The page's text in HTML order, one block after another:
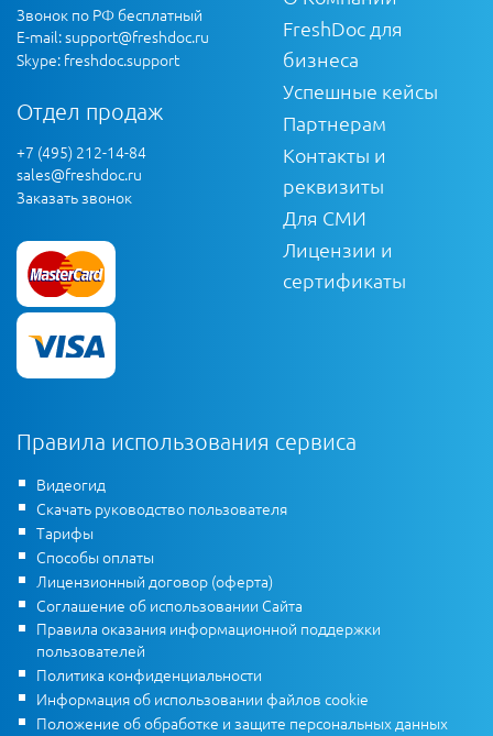
Звонок по РФ бесплатный
E-mail:support@freshdoc.ru
Skype: freshdoc.support
Отдел продаж
+7 (495) 212-14-84
sales@freshdoc.ru
Заказать звонок
FreshDoc для
бизнеса
Успешные кейсы
Партнерам
Контакты и
реквизиты
Для СМИ
Лицензии и
сертификаты
Правила использования сервиса
Видеогид
Скачать руководство пользователя
Тарифы
Способы оплаты
Лицензионный договор (оферта)
Соглашение об использовании Сайта
Правила оказания информационной поддержки
пользователей
Политика конфиденциальности
Информация об использовании файлов cookie
Положение об обработке и защите персональных данных